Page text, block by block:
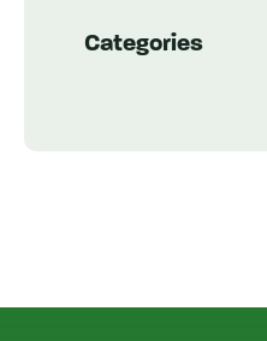
Categories